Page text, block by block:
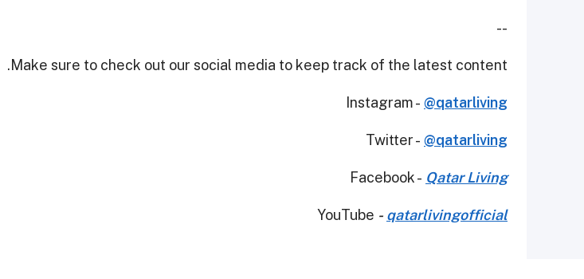
--
Make sure to check out our social media to keep track of the latest content.
Instagram - @qatarliving
Twitter - @qatarliving
Facebook - Qatar Living
YouTube - qatarlivingofficial